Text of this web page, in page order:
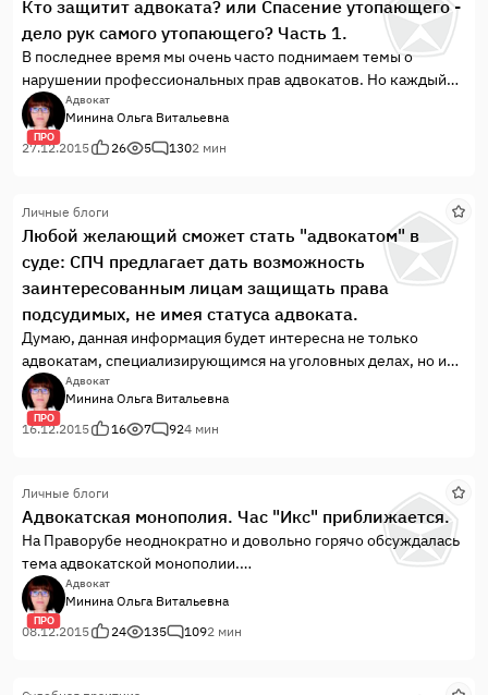
Кто защитит адвоката? или Спасение утопающего -
дело рук самого утопающего? Часть 1.
В последнее время мы очень часто поднимаем темы о
нарушении профессиональных прав адвокатов. Но каждый
раз обсуждение заходит в тупик, ибо возникает
закономерный вопрос: а что же делать дальше? Как бороться
с судебным и следственным произволом, ведь один в поле —
проявления беззакония в отношении своих коллег.
ПРО
Адвокат
Минина Ольга Витальевна
27.12.2015
26 5 1302 мин
Личные блоги
Любой желающий сможет стать "адвокатом" в
суде: СПЧ предлагает дать возможность
заинтересованным лицам защищать права
подсудимых, не имея статуса адвоката.
Думаю, данная информация будет интересна не только
адвокатам, специализирующимся на уголовных делах, но и
всему адвокатскому сообществу — настоящему и будущему.
ПРО
Адвокат
Минина Ольга Витальевна
16.12.2015
16 7 924 мин
Личные блоги
Адвокатская монополия. Час "Икс" приближается.
На Праворубе неоднократно и довольно горячо обсуждалась
тема адвокатской монополии.
Нет, я не против реформ, но только в том случае, если эти
решения носят взвешенный характер, учитывают все
положительные моменты, нивелируют отрицательные и
ПРО
Адвокат
Минина Ольга Витальевна
08.12.2015
24 135 1092 мин